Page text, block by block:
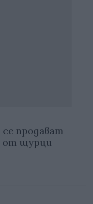
се продават
от щурци